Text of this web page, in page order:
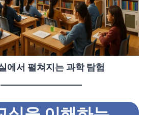
에서 펼쳐지는 과학 탐험